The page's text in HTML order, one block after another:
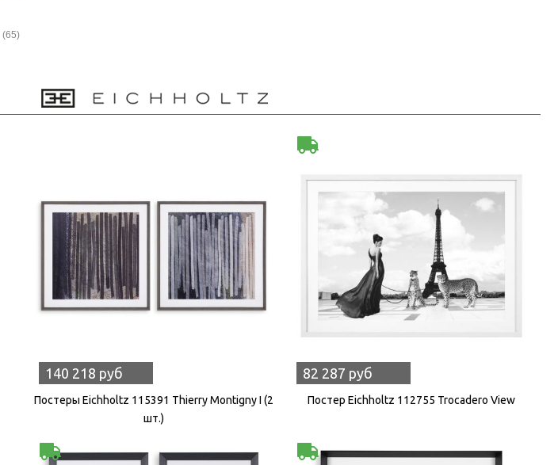
(65)
140 218 руб
Постеры Eichholtz 115391 Thierry Montigny I (2
шт.)
82 287 руб
Постер Eichholtz 112755 Trocadero View